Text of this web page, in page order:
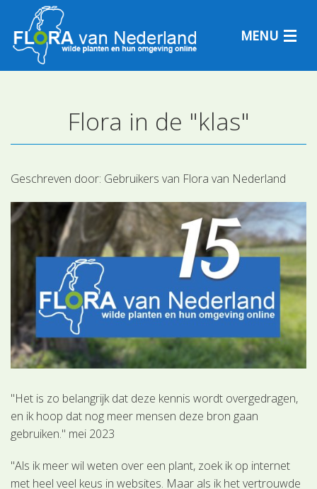
MENU
Plantensoorten
Plantengemeenschappen
Determineren
Flora in de "klas"
Geschreven door: Gebruikers van Flora van Nederland
"Het is zo belangrijk dat deze kennis wordt overgedragen,
en ik hoop dat nog meer mensen deze bron gaan
gebruiken." mei 2023
"Als ik meer wil weten over een plant, zoek ik op internet
met heel veel keus in websites. Maar als ik het vertrouwde